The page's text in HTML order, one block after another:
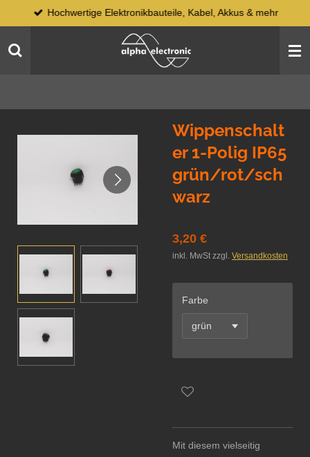
Hauptinhalt
springen
Hochwertige Elektronikbauteile, Kabel, Akkus & mehr
Wippenschalt
er 1-Polig IP65
grün/rot/sch
warz
3,20 €
inkl. MwSt zzgl. Versandkosten
Farbe
Mit diesem vielseitig